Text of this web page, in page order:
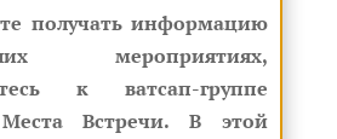
получать информацию
мероприятиях,
к ватсап-группе
Встречи. В этой